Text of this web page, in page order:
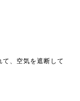
、空気を遮断して